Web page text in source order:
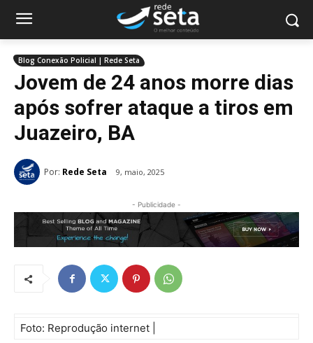
Blog Conexão Policial | Rede Seta
Jovem de 24 anos morre dias
após sofrer ataque a tiros em
Juazeiro, BA
Por: Rede Seta 9, maio, 2025
- Publicidade -
Foto: Reprodução internet |